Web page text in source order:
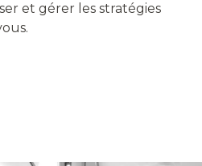
et gérer les stratégies